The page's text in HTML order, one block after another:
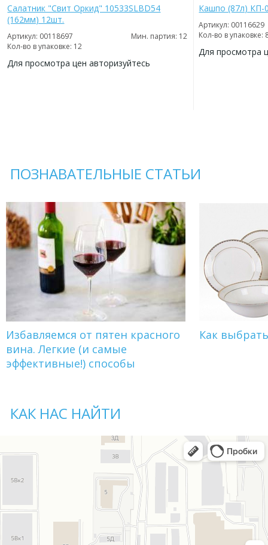
Салатник "Свит Оркид" 10533SLBD54
(162мм) 12шт.
Артикул: 00118697
Мин. партия: 12
Кол-во в упаковке: 12
Для просмотра цен авторизуйтесь
Кашпо (87л) КП-
Артикул: 00116629
Кол-во в упаковке:
Для просмотра
ПОЗНАВАТЕЛЬНЫЕ СТАТЬИ
Избавляемся от пятен красного
вина. Легкие (и самые
эффективные!) способы
Как
КАК НАС НАЙТИ